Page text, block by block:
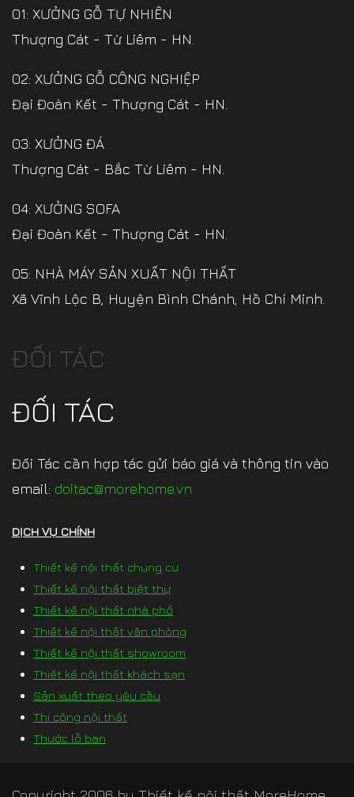
01: XƯỞNG GỖ TỰ NHIÊN
Thượng Cát - Từ Liêm - HN.
02: XƯỞNG GỖ CÔNG NGHIỆP
Đại Đoàn Kết - Thượng Cát - HN.
03: XƯỞNG ĐÁ
Thượng Cát - Bắc Từ Liêm - HN.
04: XƯỞNG SOFA
Đại Đoàn Kết - Thượng Cát - HN.
05: NHÀ MÁY SẢN XUẤT NỘI THẤT
Xã Vĩnh Lộc B, Huyện Bình Chánh, Hồ Chí Minh.
ĐỐI TÁC
ĐỐI TÁC
Đối Tác cần hợp tác gửi báo giá và thông tin vào
email: doitac@morehome.vn
DỊCH VỤ CHÍNH
Thiết kế nội thất chung cư
Thiết kế nội thất biệt thự
Thiết kế nội thất nhà phố
Thiết kế nội thất văn phòng
Thiết kế nội thất showroom
Thiết kế nội thất khách sạn
Sản xuất theo yêu cầu
Thi công nội thất
Thước lỗ ban